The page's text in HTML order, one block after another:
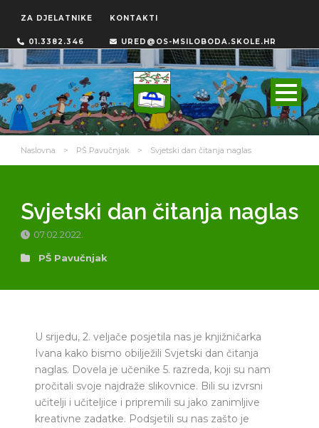
ZA DJELATNIKE KONTAKTI
01.3382.346 URED@OS-MSILOBODA.SKOLE.HR
Naslovna > PŠ Pavučnjak > Svjetski dan čitanja naglas
Svjetski dan čitanja naglas
07.02.2022.
PŠ Pavučnjak
U srijedu, 2. veljače posjetila nas je knjižničarka
Ivana kako bismo obilježili Svjetski dan čitanja
naglas. Dovela je učenike 5. razreda, koji su nam
pročitali svoje najdraže slikovnice. Bili su izvrsni
učitelji i učiteljice i pripremili su jako zanimljive
kreativne zadatke. Podsjetili su nas zašto je